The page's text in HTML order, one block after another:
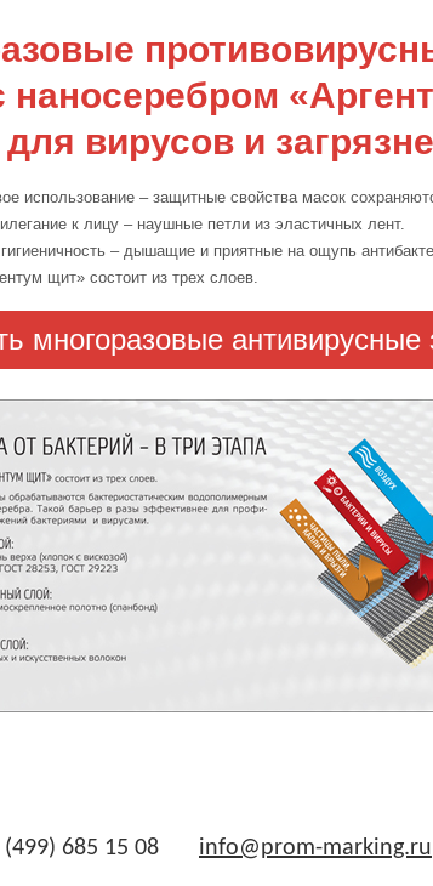
наносеребром
вирусов и
использование – защитные свойства масок
к лицу – наушные петли из эластичных лент.
– дышащие и приятные на ощупь
щит» состоит из трех слоев.
многоразовые
(499) 685 15 08 info@prom-marking.ru